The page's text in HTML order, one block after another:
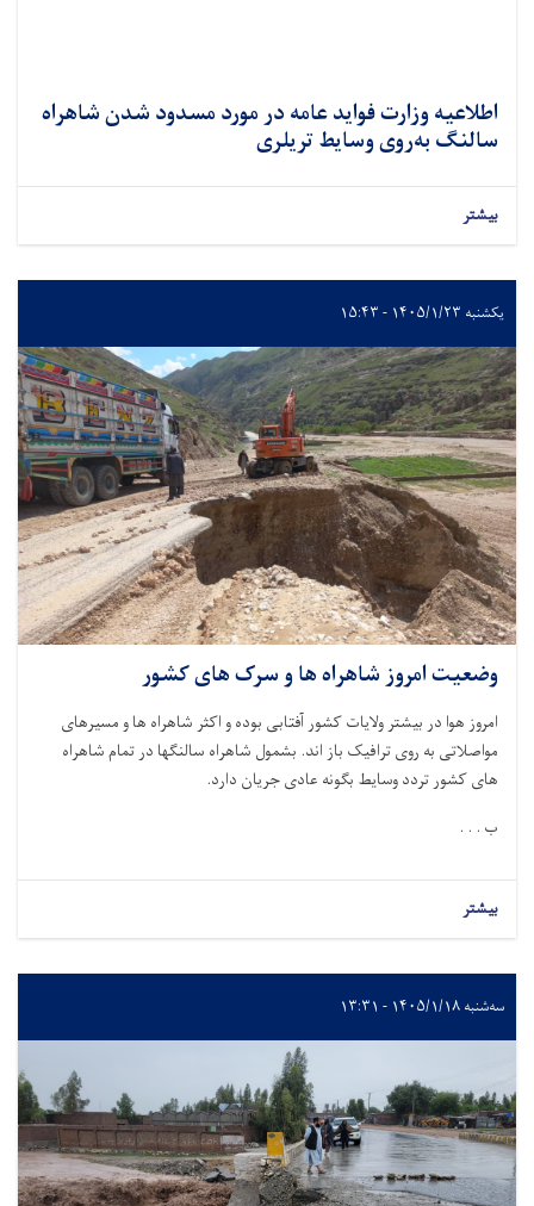
اطلاعیه وزارت فواید عامه در مورد مسدود شدن شاهراه
سالنگ به‌روی وسایط تریلری
بیشتر
یکشنبه ۱۴۰۵/۱/۲۳ - ۱۵:۴۳
وضعیت امروز شاهراه ها و سرک های کشور
امروز هوا در بیشتر ولایات کشور آفتابی بوده و اکثر شاهراه ها و مسیرهای
مواصلاتی به روی ترافیک باز اند. بشمول شاهراه سالنگها در تمام شاهراه
های کشور تردد وسایط بگونه عادی جریان دارد.
ب . . .
بیشتر
سه‌شنبه ۱۴۰۵/۱/۱۸ - ۱۳:۳۱